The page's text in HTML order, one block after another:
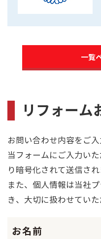
一覧
リフォーム
お問い合わせ内容をご
当フォームにご入力い
り暗号化されて送信され
また、個人情報は当社
き、大切に扱わせていた
お名前